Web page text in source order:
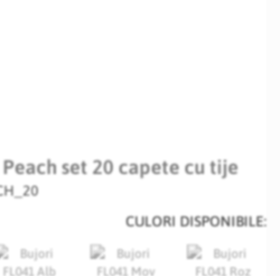
set 20 capete cu tije
CULORI DISPONIBILE: